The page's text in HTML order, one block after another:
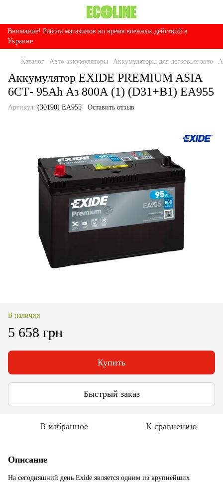
Внимание! Работа магазинов во время военных действий в
Украине
Каталог Авто аккумуляторы Аккумуляторы для легковых авто
Аккумулятор EXIDE PREMIUM ASIA
6СТ- 95Ah Аз 800А (1) (D31+B1) EA955
Артикул: (30190) EA955 Оставить отзыв
В наличии
5 658 грн
Купить
Быстрый заказ
В избранное К сравнению
Описание
На сегодняшний день Exide является одним из крупнейших